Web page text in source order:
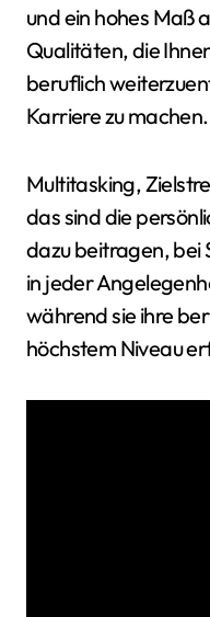
und ein hohes Maß
Qualitäten, die
beruflich
Karriere zu machen.
Multitasking,
das sind die
dazu beitragen, bei
in jeder
während sie ihre
höchstem Niveau